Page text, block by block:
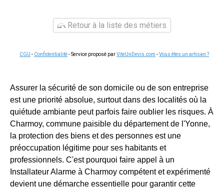
Retour à la liste des métiers
CGU - Confidentialité- Service proposé parViteUnDevis.com -Vous êtes un artisan ?
Assurer la sécurité de son domicile ou de son entreprise
est une priorité absolue, surtout dans des localités où la
quiétude ambiante peut parfois faire oublier les risques. À
Charmoy, commune paisible du département de l'Yonne,
la protection des biens et des personnes est une
préoccupation légitime pour ses habitants et
professionnels. C'est pourquoi faire appel à un
Installateur Alarme à Charmoy compétent et expérimenté
devient une démarche essentielle pour garantir cette